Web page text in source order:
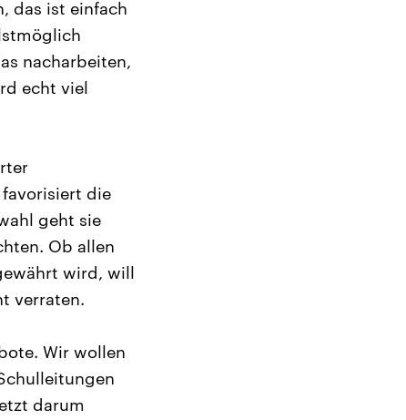
das ist einfach
nacharbeiten,
echt viel
die
geht sie
Ob allen
wird, will
verraten.
Wir wollen
darum